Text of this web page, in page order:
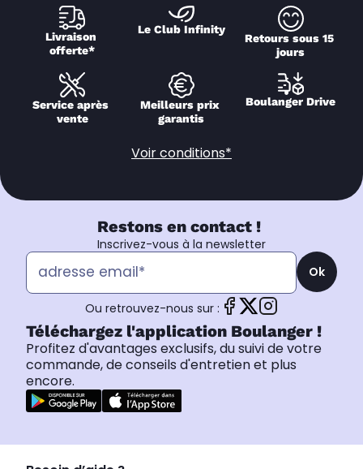
Livraison
offerte*
Le Club Infinity
Retours sous 15
jours
Service après
vente
Meilleurs prix
garantis
Boulanger Drive
Voir conditions*
Restons en contact !
Inscrivez-vous à la newsletter
Ok
Ou retrouvez-nous sur :
Téléchargez l'application Boulanger !
Profitez d'avantages exclusifs, du suivi de votre
commande, de conseils d'entretien et plus
encore.